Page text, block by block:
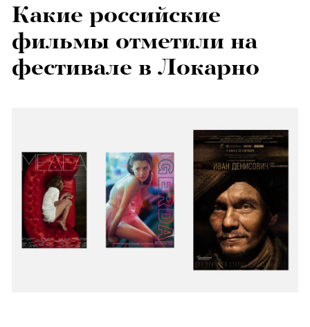
Какие российские
фильмы отметили на
фестивале в Локарно